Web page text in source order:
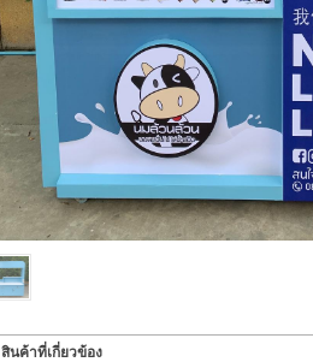
สินค้าที่เกี่ยวข้อง